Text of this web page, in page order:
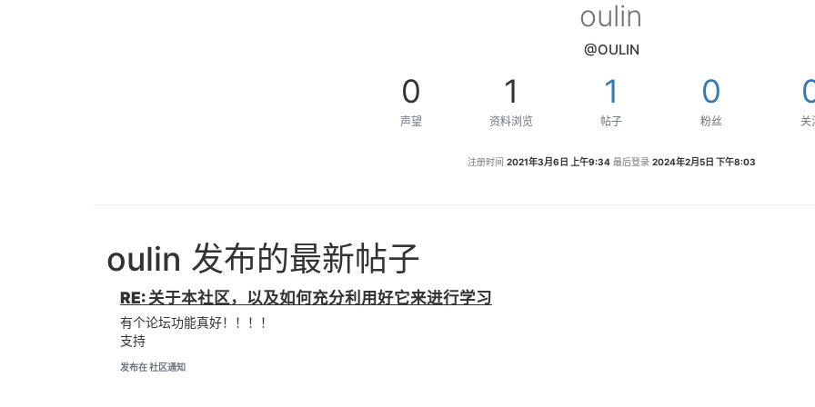
oulin
@OULIN
0
声望
1
资料浏览
1
帖子
0
粉丝 关
注册时间 2021年3月6日 上午9:34 最后登录 2024年2月5日 下午8:03
oulin 发布的最新帖子
RE: 关于本社区，以及如何充分利用好它来进行学习
有个论坛功能真好！！！！
支持
发布在 社区通知